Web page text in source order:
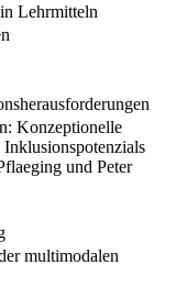
Lehrmitteln
Konzeptionelle
und Peter
multimodalen